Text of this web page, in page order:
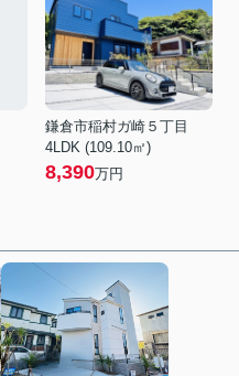
鎌倉市稲村ガ崎５丁目
4LDK (109.10㎡)
8,390万円